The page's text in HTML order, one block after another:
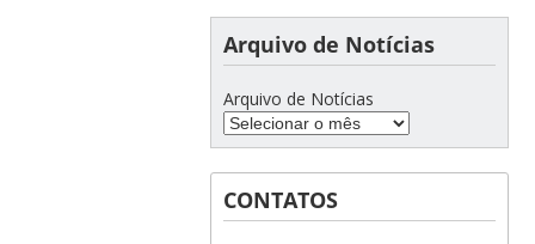
Arquivo de Notícias
Arquivo de Notícias
CONTATOS